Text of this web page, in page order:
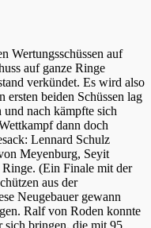
Wertungsschüssen auf
auf ganze Ringe
verkündet. Es wird also
ersten beiden Schüssen lag
nach kämpfte sich
dann doch
Lennard Schulz
Meyenburg, Seyit
(Ein Finale mit der
aus der
Neugebauer gewann
Ralf von Roden konnte
bringen, die mit 95